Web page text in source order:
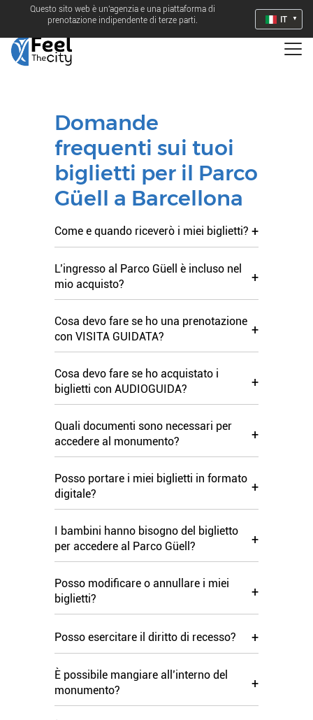
Questo sito web è un'agenzia e una piattaforma di
prenotazione indipendente di terze parti.
IT
Domande
frequenti sui tuoi
biglietti per il Parco
Güell a Barcellona
Come e quando riceverò i miei biglietti? +
L’ingresso al Parco Güell è incluso nel
mio acquisto?
+
Cosa devo fare se ho una prenotazione
con VISITA GUIDATA?
+
Cosa devo fare se ho acquistato i
biglietti con AUDIOGUIDA?
+
Quali documenti sono necessari per
accedere al monumento?
+
Posso portare i miei biglietti in formato
digitale?
+
I bambini hanno bisogno del biglietto
per accedere al Parco Güell?
+
Posso modificare o annullare i miei
biglietti?
+
Posso esercitare il diritto di recesso? +
È possibile mangiare all’interno del
monumento?
+